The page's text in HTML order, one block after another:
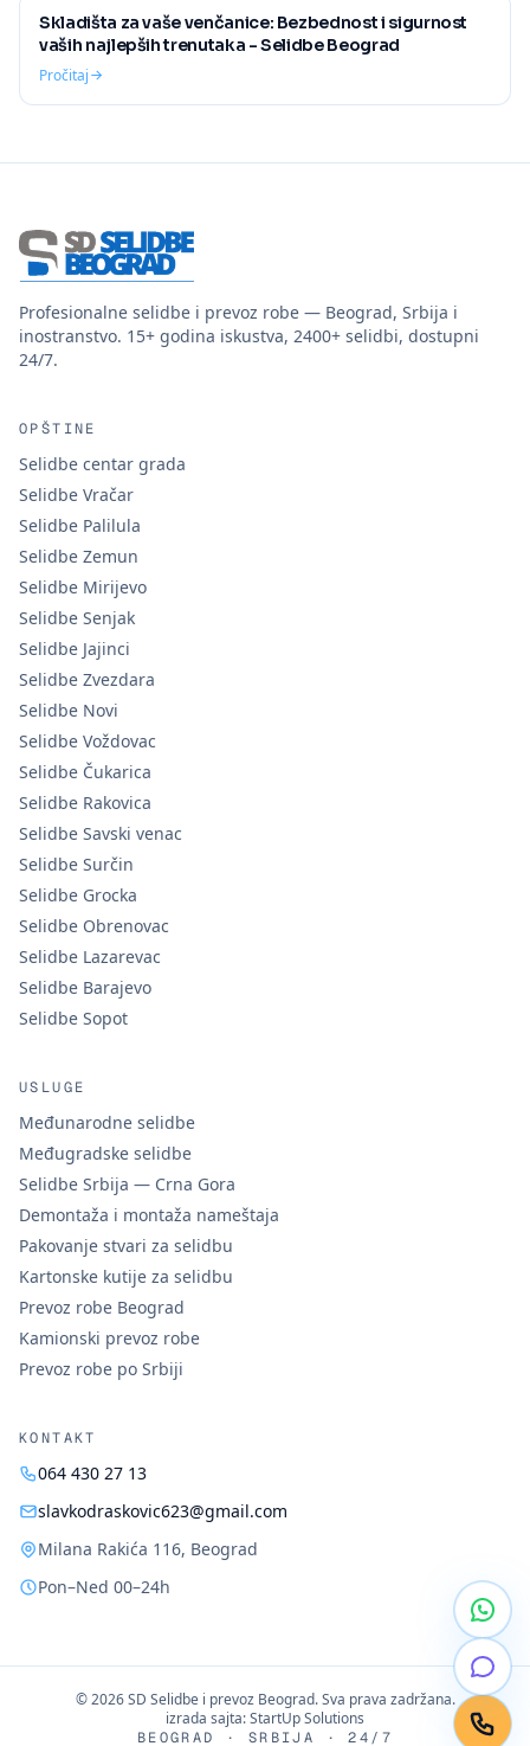
Skladišta za vaše venčanice: Bezbednost i sigurnost
vaših najlepših trenutaka - Selidbe Beograd
Pročitaj
Profesionalne selidbe i prevoz robe — Beograd, Srbija i
inostranstvo. 15+ godina iskustva, 2400+ selidbi, dostupni
24/7.
OPŠTINE
Selidbe centar grada
Selidbe Vračar
Selidbe Palilula
Selidbe Zemun
Selidbe Mirijevo
Selidbe Senjak
Selidbe Jajinci
Selidbe Zvezdara
Selidbe Novi
Selidbe Voždovac
Selidbe Čukarica
Selidbe Rakovica
Selidbe Savski venac
Selidbe Surčin
Selidbe Grocka
Selidbe Obrenovac
Selidbe Lazarevac
Selidbe Barajevo
Selidbe Sopot
USLUGE
Međunarodne selidbe
Međugradske selidbe
Selidbe Srbija — Crna Gora
Demontaža i montaža nameštaja
Pakovanje stvari za selidbu
Kartonske kutije za selidbu
Prevoz robe Beograd
Kamionski prevoz robe
Prevoz robe po Srbiji
KONTAKT
064 430 27 13
slavkodraskovic623@gmail.com
Milana Rakića 116, Beograd
Pon–Ned 00–24h
©2026 SD Selidbe i prevoz Beograd. Sva prava zadržana.
izrada sajta:StartUp Solutions
BEOGRAD · SRBIJA · 24/7